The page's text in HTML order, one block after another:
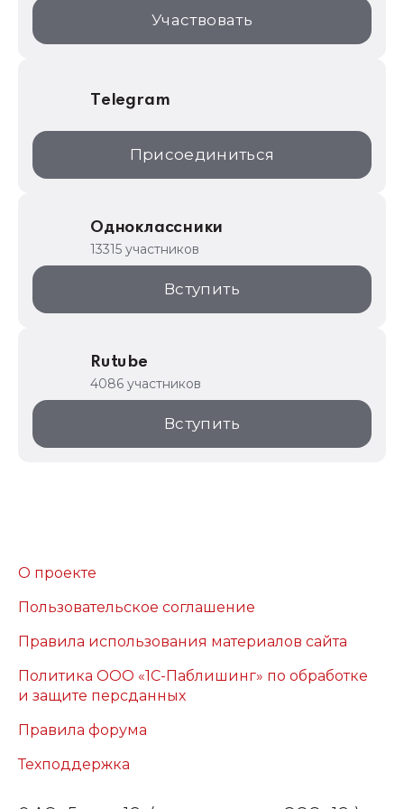
Участвовать
Telegram
Присоединиться
Одноклассники
13315 участников
Вступить
Rutube
4086 участников
Вступить
О проекте
Пользовательское соглашение
Правила использования материалов сайта
Политика ООО «1С-Паблишинг» по обработке
и защите персданных
Правила форума
Техподдержка